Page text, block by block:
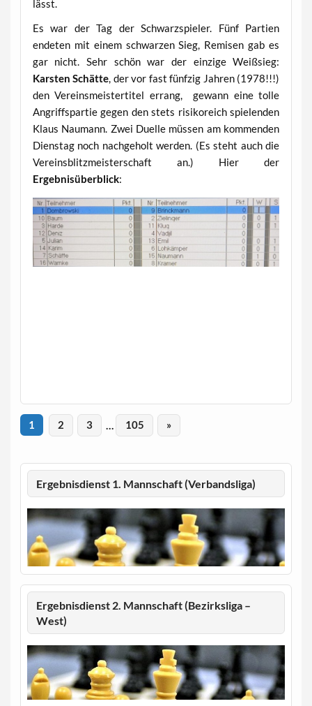
lässt.
Es war der Tag der Schwarzspieler. Fünf Partien
endeten mit einem schwarzen Sieg, Remisen gab es
gar nicht. Sehr schön war der einzige Weißsieg:
Karsten Schätte, der vor fast fünfzig Jahren (1978!!!)
den Vereinsmeistertitel errang, gewann eine tolle
Angriffspartie gegen den stets risikoreich spielenden
Klaus Naumann. Zwei Duelle müssen am kommenden
Dienstag noch nachgeholt werden. (Es steht auch die
Vereinsblitzmeisterschaft an.) Hier der
Ergebnisüberblick:
1 2 3 105 »
Ergebnisdienst 1. Mannschaft (Verbandsliga)
Ergebnisdienst 2. Mannschaft (Bezirksliga –
West)